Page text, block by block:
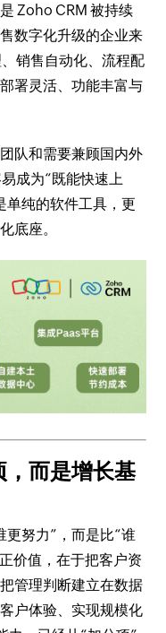
Zoho CRM 被持续
数字化升级的企业来
销售自动化、流程配
署灵活、功能丰富与
队和需要兼顾国内外
成为“既能快速上
单纯的软件工具，更
底座。
而是增长基
更努力”，而是比“谁
价值，在于把客户资
管理判断建立在数据
户体验、实现规模化